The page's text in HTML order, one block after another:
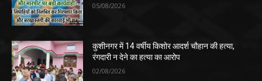
05/08/2026
कुशीनगर में 14 वर्षीय किशोर आदर्श चौहान की हत्या,
रंगदारी न देने का हत्या का आरोप
02/08/2026